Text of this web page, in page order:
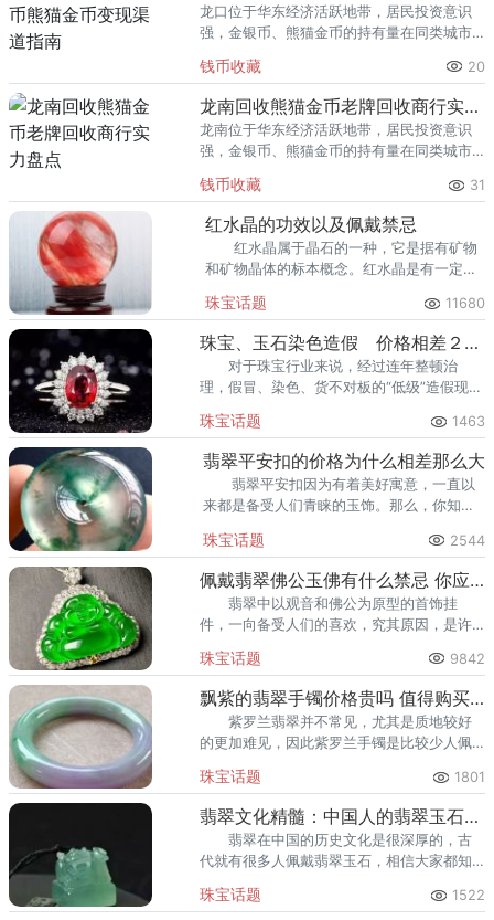
龙口位于华东经济活跃地带，居民投资意识
强，金银币、熊猫金币的持有量在同类城市
熊猫金币的需求就明显升温，但鱼龙混杂的
回收渠道里，能精准识别版别溢
钱币收藏 20
龙南回收熊猫金币老牌回收商行实力盘点
龙南位于华东经济活跃地带，居民投资意识
强，金银币、熊猫金币的持有量在同类城市
熊猫金币的需求就明显升温，但鱼龙混杂的
回收渠道里，能精准识别版别溢
钱币收藏 31
红水晶的功效以及佩戴禁忌
红水晶属于晶石的一种，它是据有矿物
和矿物晶体的标本概念。红水晶是有一定灵
助，提升自身的人缘气场，增加人际关系，
给自己带来好运气。
珠宝话题 11680
珠宝、玉石染色造假 价格相差２０倍
对于珠宝行业来说，经过连年整顿治
理，假冒、染色、货不对板的“低级”造假现象
珠宝话题 1463
翡翠平安扣的价格为什么相差那么大
翡翠平安扣因为有着美好寓意，一直以
来都是备受人们青睐的玉饰。那么，你知道
珠宝话题 2544
佩戴翡翠佛公玉佛有什么禁忌 你应该看看
翡翠中以观音和佛公为原型的首饰挂
件，一向备受人们的喜欢，究其原因，是许
讳吗？
珠宝话题 9842
飘紫的翡翠手镯价格贵吗 值得购买吗
紫罗兰翡翠并不常见，尤其是质地较好
的更加难见，因此紫罗兰手镯是比较少人佩
种翡翠值得购买吗？
珠宝话题 1801
翡翠文化精髓：中国人的翡翠玉石文化
翡翠在中国的历史文化是很深厚的，古
代就有很多人佩戴翡翠玉石，相信大家都知
是有很重要意义的。
珠宝话题 1522